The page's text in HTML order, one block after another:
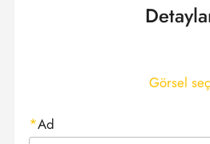
Görsel seç
Ad